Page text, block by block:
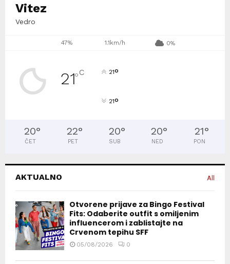
Vitez
Vedro
47% 1.1km/h 0%
21°C 21°
21°
20°
ČET
22°
PET
20°
SUB
20°
NED
21°
PON
AKTUALNO All
Otvorene prijave za Bingo Festival
Fits: Odaberite outfit s omiljenim
influencerom i zablistajte na
Crvenom tepihu SFF
05/08/2026 0